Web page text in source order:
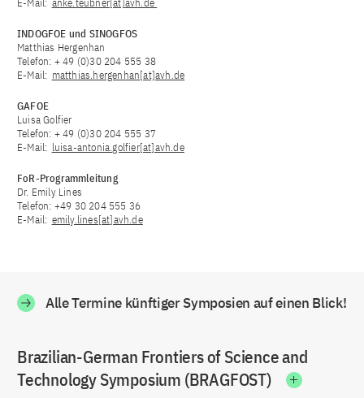
INDOGFOE und SINOGFOS
Matthias Hergenhan
Telefon: + 49 (0)30 204 555 38
E-Mail: matthias.hergenhan[at]avh.de
GAFOE
Luisa Golfier
Telefon: + 49 (0)30 204 555 37
E-Mail: luisa-antonia.golfier[at]avh.de
FoR-Programmleitung
Dr. Emily Lines
Telefon: +49 30 204 555 36
E-Mail: emily.lines[at]avh.de
Alle Termine künftiger Symposien auf einen Blick!
Brazilian-German Frontiers of Science and
Technology Symposium (BRAGFOST)